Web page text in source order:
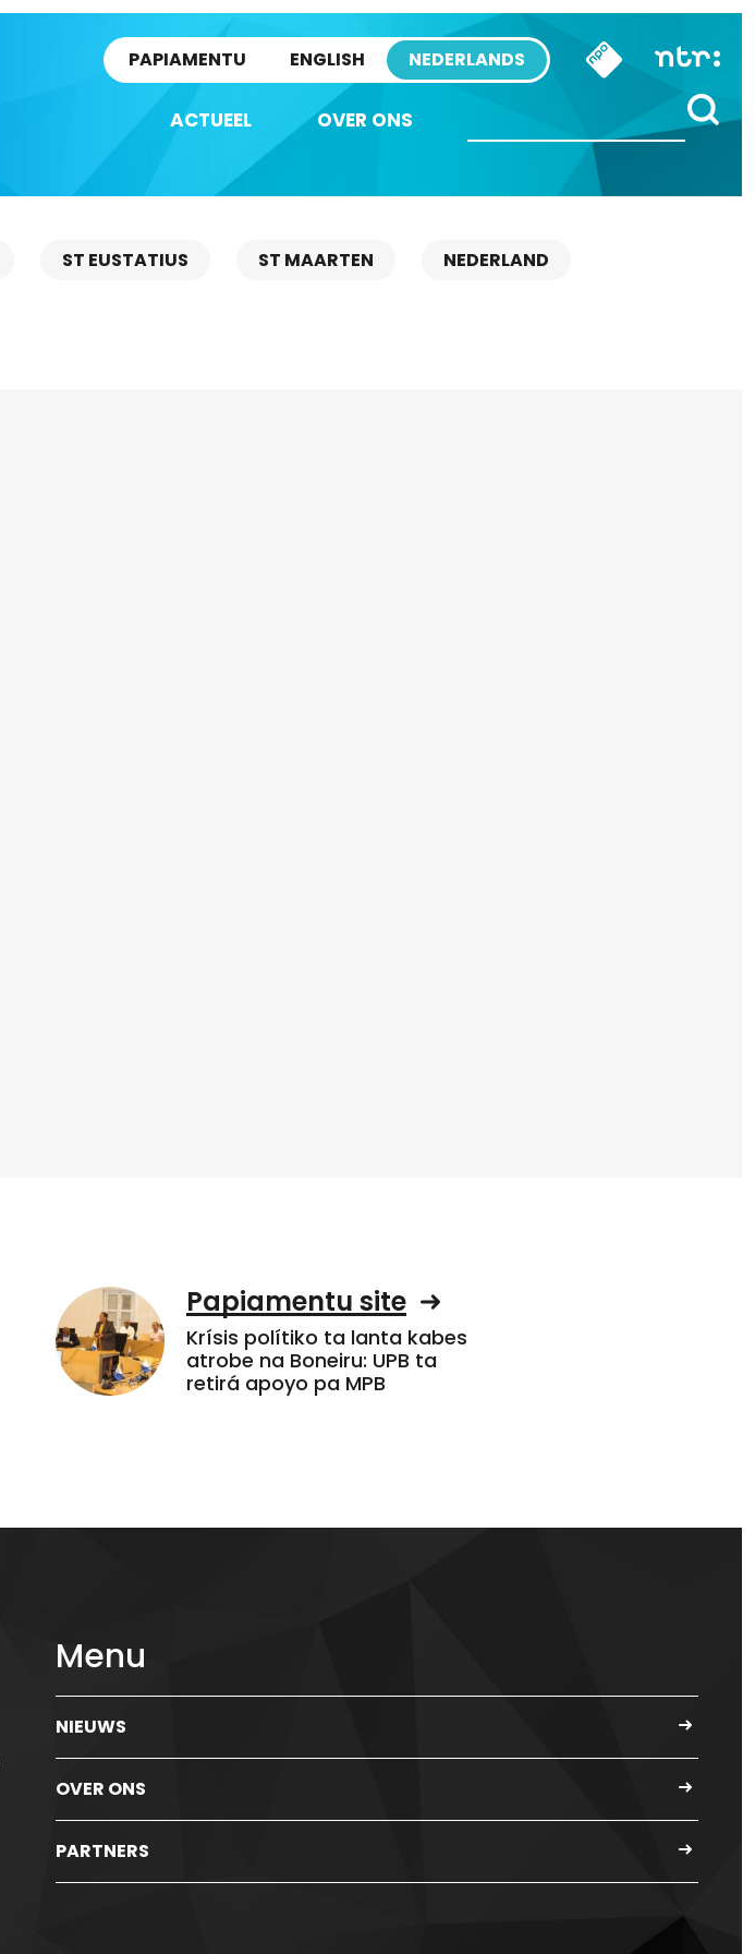
PAPIAMENTU ENGLISH NEDERLANDS
ACTUEEL OVER ONS
ST EUSTATIUS ST MAARTEN NEDERLAND
Papiamentu site
Krísis polítiko ta lanta kabes
atrobe na Boneiru: UPB ta
retirá apoyo pa MPB
Menu
NIEUWS
OVER ONS
PARTNERS